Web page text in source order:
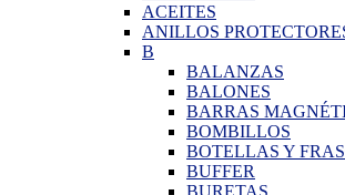
ACEITES
ANILLOS
B
BALANZAS
BALONES
BARRAS
BOMBILLOS
BOTELLAS Y
BUFFER